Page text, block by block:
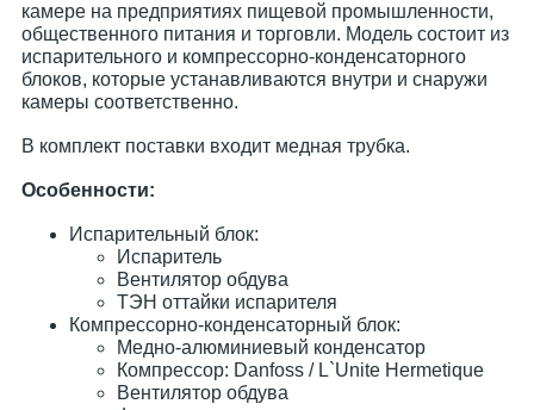
камере на предприятиях пищевой промышленности,
общественного питания и торговли. Модель состоит из
испарительного и компрессорно-конденсаторного
блоков, которые устанавливаются внутри и снаружи
камеры соответственно.
В комплект поставки входит медная трубка.
Особенности:
Испарительный блок:
Испаритель
Вентилятор обдува
ТЭН оттайки испарителя
Компрессорно-конденсаторный блок:
Медно-алюминиевый конденсатор
Компрессор: Danfoss / L`Unite Hermetique
Вентилятор обдува